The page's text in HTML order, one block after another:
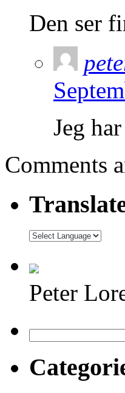
Den ser
Jeg
Comments
Peter
for: